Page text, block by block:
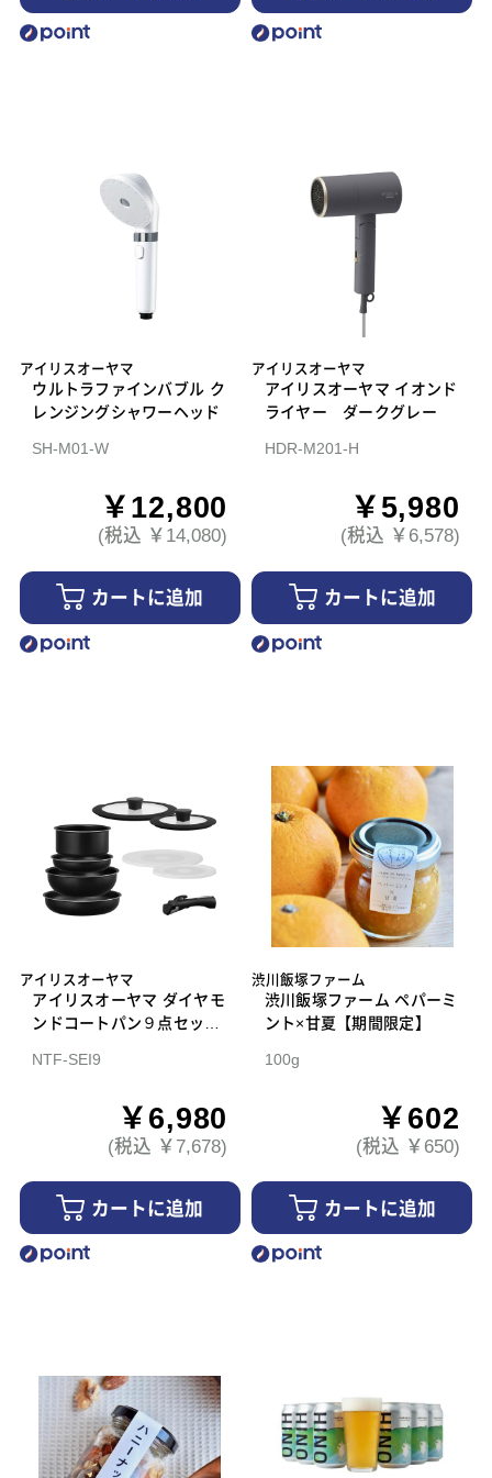
アイリスオーヤマ
ウルトラファインバブル ク
レンジングシャワーヘッド
SH-M01-W
￥12,800
(税込 ￥14,080)
カートに追加
アイリスオーヤマ
アイリスオーヤマ イオンド
ライヤー ダークグレー
HDR-M201-H
￥5,980
(税込 ￥6,578)
カートに追加
アイリスオーヤマ
アイリスオーヤマ ダイヤモ
ンドコートパン９点セット
NTF-SEI9
￥6,980
(税込 ￥7,678)
カートに追加
渋川飯塚ファーム
渋川飯塚ファーム ペパーミ
ント×甘夏【期間限定】
100g
￥602
(税込 ￥650)
カートに追加